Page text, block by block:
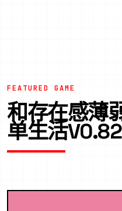
FEATURED GAME
和存在感薄
单生活V0.82